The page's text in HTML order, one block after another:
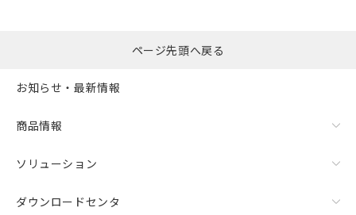
括ダウンロード
ページ先頭へ戻る
お知らせ・最新情報
商品情報
ソリューション
ダウンロードセンタ